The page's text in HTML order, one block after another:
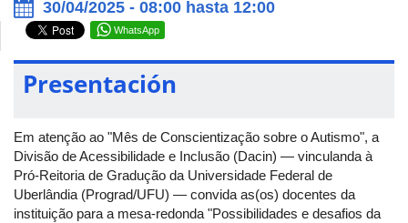
30/04/2025 - 08:00 hasta 12:00
WhatsApp
Presentación
Em atenção ao "Mês de Conscientização sobre o Autismo", a
Divisão de Acessibilidade e Inclusão (Dacin) — vinculanda à
Pró-Reitoria de Gradução da Universidade Federal de
Uberlândia (Prograd/UFU) — convida as(os) docentes da
instituição para a mesa-redonda "Possibilidades e desafios da